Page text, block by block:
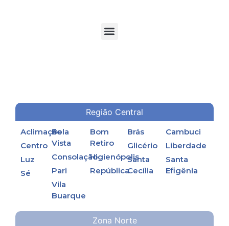
Região Central
Zona Norte
Aclimação
Centro
Luz
Sé
Bela
Vista
Consolação
Pari
Vila
Buarque
Bom
Retiro
Higienópolis
República
Brás
Glicério
Santa
Cecília
Cambuci
Liberdade
Santa
Efigênia